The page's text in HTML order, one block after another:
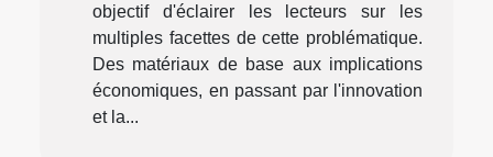
objectif d'éclairer les lecteurs sur les
multiples facettes de cette problématique.
Des matériaux de base aux implications
économiques, en passant par l'innovation
et la...